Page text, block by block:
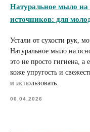
Натуральное мыло на
источников: для
Устали от сухости рук,
Натуральное мыло на
это не просто гигиена, а
коже упругость и
и использовать.
06.04.2026